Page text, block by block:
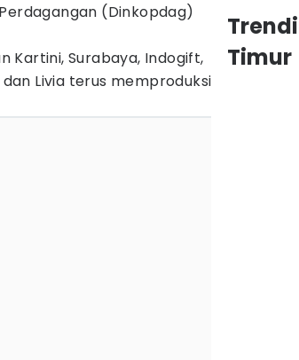
(Dinkopdag)
Kartini, Surabaya, Indogift,
Livia terus memproduksi
Timur